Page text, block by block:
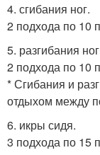
4. сгибания ног.
2 подхода по 10
5. разгибания
2 подхода по 10
* Сгибания и
отдыхом между
6. икры сидя.
3 подхода по 15